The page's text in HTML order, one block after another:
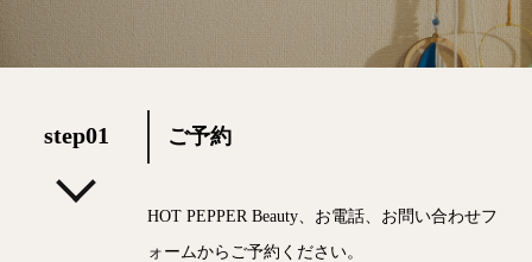
step01 ご予約
HOT PEPPER Beauty、お電話、お問い合わせフ
ォームからご予約ください。